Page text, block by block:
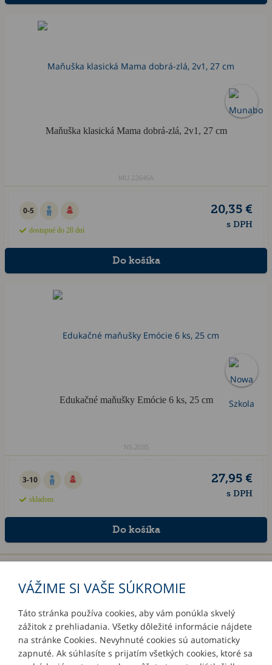
Maňuška klasická Mama dobrá-zlá, 2v1, 27 cm
MU.22646A
0-5
dostupné do 28 dní
20,35 €
s DPH
Edukačné maňušky Emócie 6 ks, 25 cm
NS.2035
3-10
skladom
27,95 €
s DPH
INFORMÁCIE
MÔJ ÚČET
VÁŽIME SI VAŠE SÚKROMIE
Táto stránka používa cookies, aby vám ponúkla skvelý
zážitok z prehliadania. Všetky dôležité informácie nájdete
na stránke Cookies. Nevyhnuté cookies sú automaticky
zapnuté. Ak súhlasíte s prijatím všetkých cookies, ktoré sa